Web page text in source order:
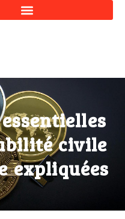
civile
expliquées